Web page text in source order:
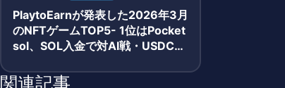
PlaytoEarnが発表した2026年3月
のNFTゲームTOP5- 1位はPocket
sol、SOL入金で対AI戦・USDC報
関連記事